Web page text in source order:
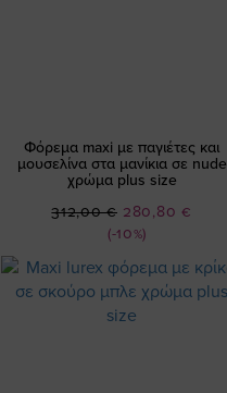
Φόρεμα maxi με παγιέτες και
μουσελίνα στα μανίκια σε nude
χρώμα plus size
(-10%)
Ειδική
Τιμή
280,80 €
312,00 €